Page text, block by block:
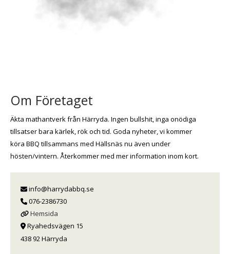
Om Företaget
Äkta mathantverk från Härryda. Ingen bullshit, inga onödiga
tillsatser bara kärlek, rök och tid. Goda nyheter, vi kommer
köra BBQ tillsammans med Hällsnäs nu även under
hösten/vintern. Återkommer med mer information inom kort.
info@harrydabbq.se
076-2386730
Hemsida
Ryahedsvägen 15
438 92 Härryda